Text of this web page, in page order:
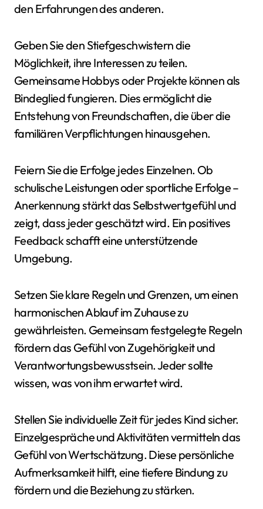
den Erfahrungen des anderen.
Geben Sie den Stiefgeschwistern die
Möglichkeit, ihre Interessen zu teilen.
Gemeinsame Hobbys oder Projekte können als
Bindeglied fungieren. Dies ermöglicht die
Entstehung von Freundschaften, die über die
familiären Verpflichtungen hinausgehen.
Feiern Sie die Erfolge jedes Einzelnen. Ob
schulische Leistungen oder sportliche Erfolge –
Anerkennung stärkt das Selbstwertgefühl und
zeigt, dass jeder geschätzt wird. Ein positives
Feedback schafft eine unterstützende
Umgebung.
Setzen Sie klare Regeln und Grenzen, um einen
harmonischen Ablauf im Zuhause zu
gewährleisten. Gemeinsam festgelegte Regeln
fördern das Gefühl von Zugehörigkeit und
Verantwortungsbewusstsein. Jeder sollte
wissen, was von ihm erwartet wird.
Stellen Sie individuelle Zeit für jedes Kind sicher.
Einzelgespräche und Aktivitäten vermitteln das
Gefühl von Wertschätzung. Diese persönliche
Aufmerksamkeit hilft, eine tiefere Bindung zu
fördern und die Beziehung zu stärken.